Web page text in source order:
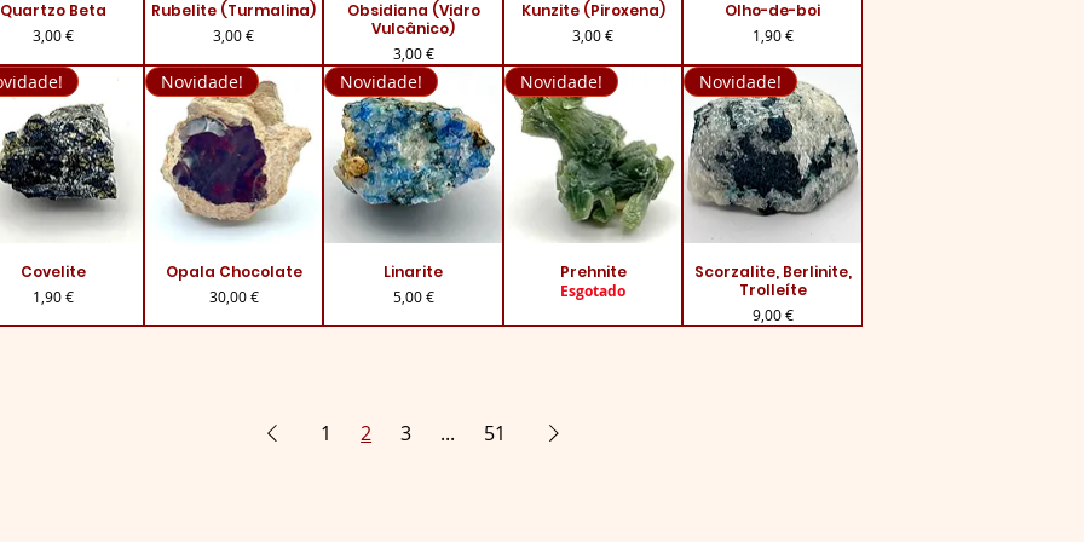
rápida
Quartzo Beta
Preço
3,00 €
Visualização rápida
Rubelite (Turmalina)
Preço
3,00 €
Visualização rápida
Obsidiana (Vidro
Vulcânico)
Preço
3,00 €
Visualização rápida
Kunzite (Piroxena)
Preço
3,00 €
Visualização rápida
Olho-de-boi
Preço
1,90 €
rápida
Covelite
Preço
1,90 €
Visualização rápida
Novidade!
Opala Chocolate
Preço
30,00 €
Visualização rápida
Novidade!
Linarite
Preço
5,00 €
Visualização rápida
Novidade!
Prehnite
Esgotado
Visualização rápida
Novidade!
Scorzalite, Berlinite,
Trolleíte
Preço
9,00 €
1 2 3 ... 51